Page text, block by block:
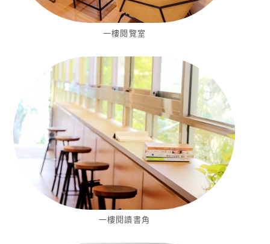
一樓閱覽室
一樓閱讀書角